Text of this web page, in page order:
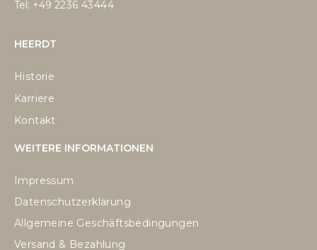
Tel: +49 2236 43444
HEERDT
Historie
Karriere
Kontakt
WEITERE INFORMATIONEN
Impressum
Datenschutzerklärung
Allgemeine Geschäftsbedingungen
Versand & Bezahlung